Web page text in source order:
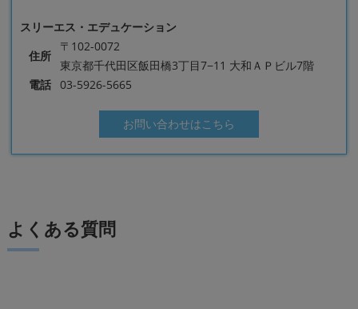
スリーエス・エデュケーション
住所
〒102-0072
東京都千代田区飯田橋3丁目7−11 大和ＡＰビル7階
電話 03-5926-5665
お問い合わせはこちら
よくある質問